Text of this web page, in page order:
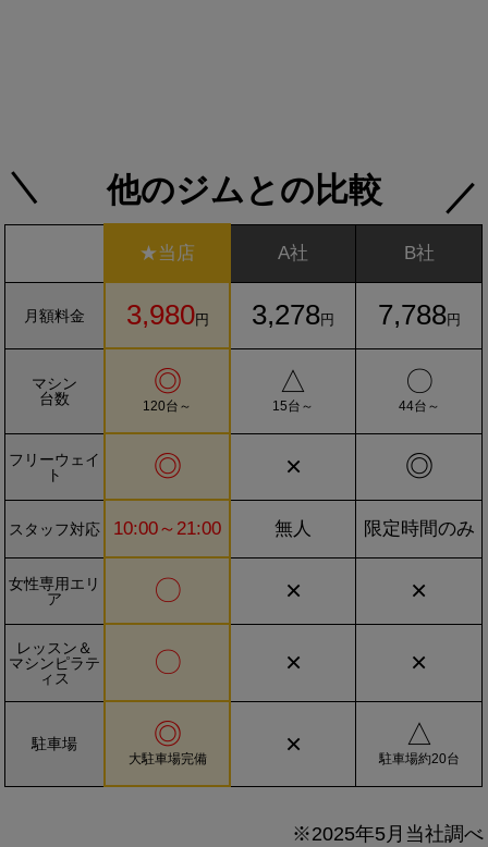
他のジムとの比較
★当店 A社 B社
月額料金 3,980円 3,278円 7,788円
マシン
台数
◎
120台～
△
15台～
〇
44台～
フリーウェイ
ト
◎ × ◎
スタッフ対応 10:00～21:00 無人 限定時間のみ
女性専用エリ
ア
〇 × ×
レッスン＆
マシンピラテ
ィス
〇 × ×
駐車場 ◎
大駐車場完備 × △
駐車場約20台
※2025年5月当社調べ